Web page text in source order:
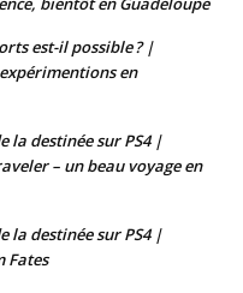
est-il possible ? |
en
la destinée sur PS4 |
– un beau voyage en
la destinée sur PS4 |
Fates